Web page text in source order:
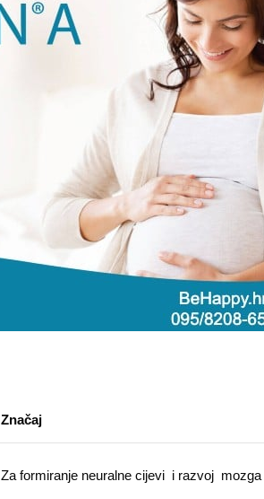
Značaj
Za formiranje neuralne cijevi i razvoj mozga